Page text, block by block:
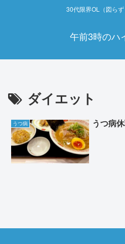
30代限界OL（図らず
午前3時のハ
ダイエット
うつ病 うつ病